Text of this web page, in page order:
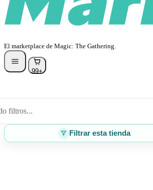
El marketplace de Magic: The Gathering.
99+
filtros...
Filtrar esta tienda